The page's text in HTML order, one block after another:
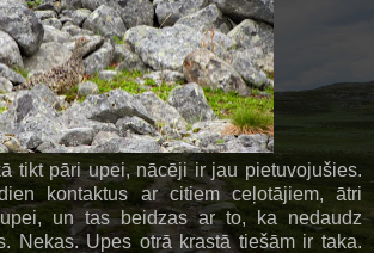
tikt pāri upei, nācēji ir jau pietuvojušies.
kontaktus ar citiem ceļotājiem, ātri
un tas beidzas ar to, ka nedaudz
Nekas. Upes otrā krastā tiešām ir taka.